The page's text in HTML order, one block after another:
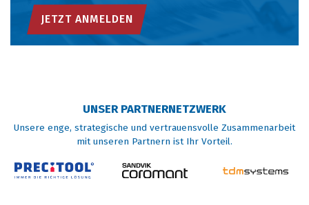
JETZT ANMELDEN
UNSER PARTNERNETZWERK
Unsere enge, strategische und vertrauensvolle Zusammenarbeit
mit unseren Partnern ist Ihr Vorteil.